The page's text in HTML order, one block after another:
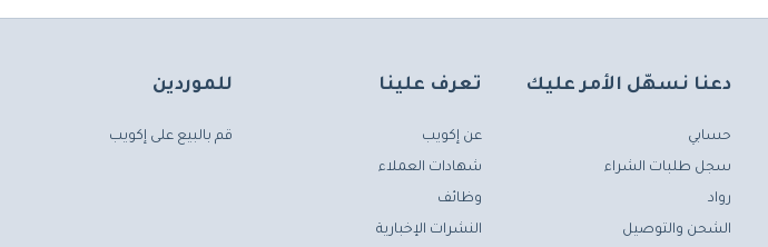
دعنا نسهّل الأمر عليك
حسابي
سجل طلبات الشراء
رواد
الشحن والتوصيل
تعرف علينا
عن إكويب
شهادات العملاء
وظائف
النشرات الإخبارية
للموردين
قم بالبيع على إكويب